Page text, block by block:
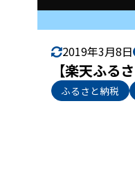
2019年3月8日
【楽天ふる
ふるさと納税